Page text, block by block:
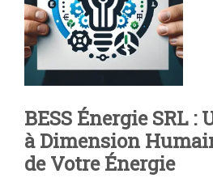
BESS Énergie SRL :
à Dimension
de Votre Énergie